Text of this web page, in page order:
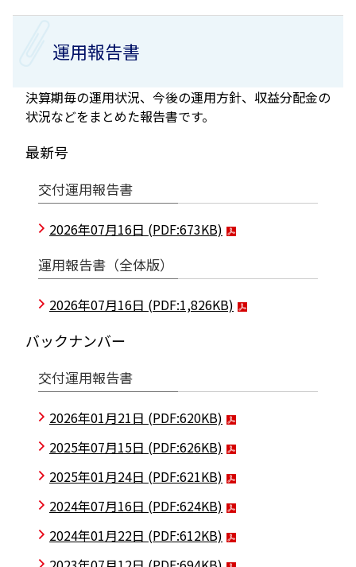
運用報告書
決算期毎の運用状況、今後の運用方針、収益分配金の
状況などをまとめた報告書です。
最新号
交付運用報告書
2026年07月16日 (PDF:673KB)
運用報告書（全体版）
2026年07月16日 (PDF:1,826KB)
バックナンバー
交付運用報告書
2026年01月21日 (PDF:620KB)
2025年07月15日 (PDF:626KB)
2025年01月24日 (PDF:621KB)
2024年07月16日 (PDF:624KB)
2024年01月22日 (PDF:612KB)